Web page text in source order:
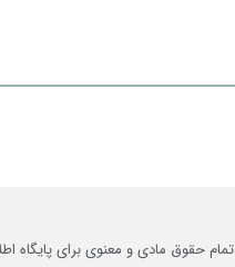
تمام حقوق مادی و معنوی برای